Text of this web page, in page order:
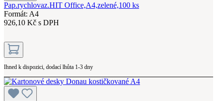
Pap.rychlovaz.HIT Office,A4,zelené,100 ks
Formát: A4
926,10 Kč s DPH
Ihned k dispozici, dodací lhůta 1-3 dny